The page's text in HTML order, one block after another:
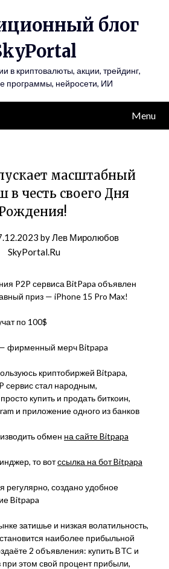
блог
в криптовалюты, акции, трейдинг,
программы, нейросети, ИИ
Menu
масштабный
честь своего Дня
byЛев Миролюбов
SkyPortal.Ru
P2P сервиса BitPapa объявлен
приз — iPhone 15 Pro Max!
по 100$
фирменный мерч Bitpapa
криптобиржей Bitpapa,
сервис стал народным,
купить и продать биткоин,
и приложение одного из банков
обмен на сайте Bitpapa
то вотссылка на бот Bitpapa
регулярно, создано удобное
Bitpapa
затишье и низкая волатильность,
наиболее прибыльной
2 объявления: купить BTC и
при этом свой процент прибыли,